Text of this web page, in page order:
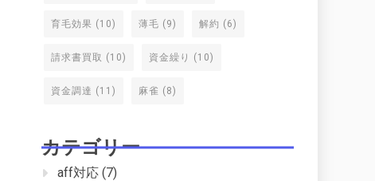
育毛効果 (10) 薄毛 (9) 解約 (6)
請求書買取 (10) 資金繰り (10)
資金調達 (11) 麻雀 (8)
カテゴリー
aff対応 (7)